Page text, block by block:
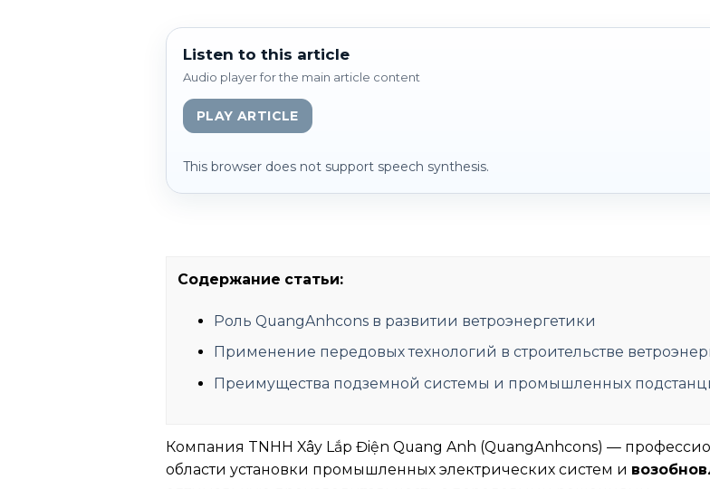
Listen to this article
Audio player for the main article content
PLAY ARTICLE
This browser does not support speech synthesis.
Содержание статьи:
Роль QuangAnhcons в развитии ветроэнергетики
Применение передовых технологий в строительстве
Преимущества подземной системы и промышленных
Компания TNHH Xây Lắp Điện Quang Anh (QuangAnhcons) —
области установки промышленных электрических систем и